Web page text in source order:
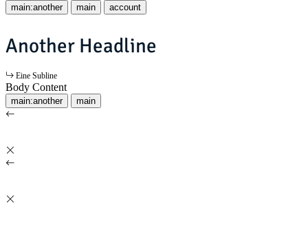
main:another main account
Another Headline
Eine Subline
Body Content
main:another main